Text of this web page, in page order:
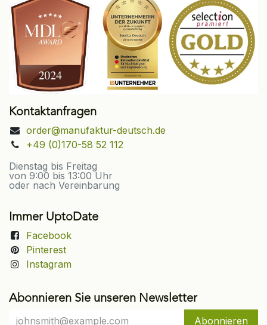
Kontaktanfragen
order@manufaktur-deutsch.de
+49 (0)170-58 52 112
Dienstag bis Freitag
von 9:00 bis 13:00 Uhr
oder nach Vereinbarung
Immer UptoDate
Facebook
Pinterest
Instagram
Abonnieren Sie unseren Newsletter
Abonnieren